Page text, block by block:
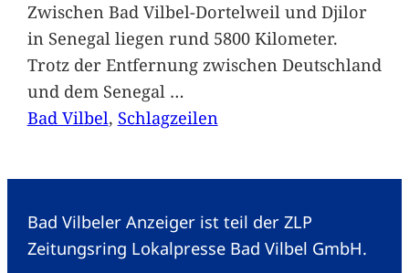
Zwischen Bad Vilbel-Dortelweil und Djilor
in Senegal liegen rund 5800 Kilometer.
Trotz der Entfernung zwischen Deutschland
und dem Senegal …
Bad Vilbel, Schlagzeilen
Bad Vilbeler Anzeiger ist teil der ZLP
Zeitungsring Lokalpresse Bad Vilbel GmbH.